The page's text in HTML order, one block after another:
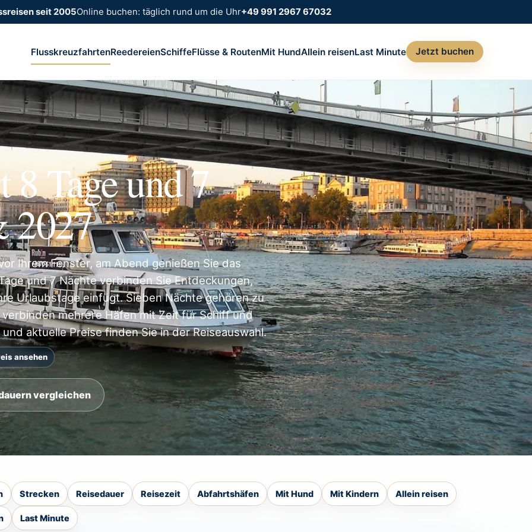
seit 2005Online buchen: täglich rund um die Uhr+49 991 2967 67032
FlusskreuzfahrtenReedereienSchiffeFlüsse & RoutenMit HundAllein reisenLast Minute Jetzt buchen
8 Tage und 7
2027
Ihrem Fenster, am Abend genießen Sie das
und 7 Nächte verbinden Sie Entdeckungen,
Urlaubstage einfügt. Sieben Nächte gehören zu
mehrere Häfen mit Zeit für Schiff und
aktuelle Preise finden Sie in der Reiseauswahl.
ansehen
vergleichen
Strecken Reisedauer Reisezeit Abfahrtshäfen Mit Hund Mit Kindern Allein reisen
Last Minute